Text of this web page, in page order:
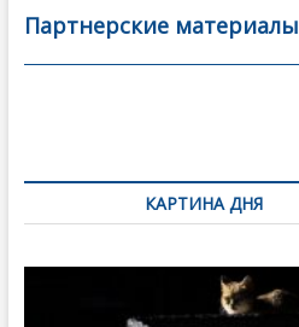
b
o
er l
а
в
Партнерские материалы
по
записямКАРТИНА ДНЯ